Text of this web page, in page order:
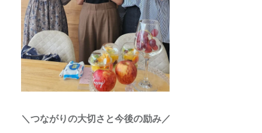
＼つながりの大切さと今後の励み／